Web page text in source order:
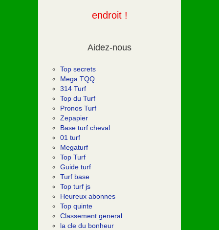
endroit !
Aidez-nous
Top secrets
Mega TQQ
314 Turf
Top du Turf
Pronos Turf
Zepapier
Base turf cheval
01 turf
Megaturf
Top Turf
Guide turf
Turf base
Top turf js
Heureux abonnes
Top quinte
Classement general
la cle du bonheur